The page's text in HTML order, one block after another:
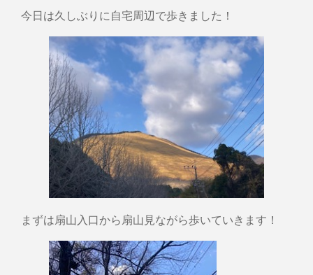
今日は久しぶりに自宅周辺で歩きました！
まずは扇山入口から扇山見ながら歩いていきます！